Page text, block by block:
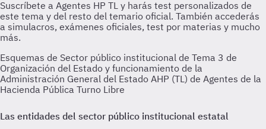
Esquemas de Sector público institucional de Tema 3 de
Organización del Estado y funcionamiento de la
Administración General del Estado AHP (TL) de Agentes de la
Hacienda Pública Turno Libre
Las entidades del sector público institucional estatal